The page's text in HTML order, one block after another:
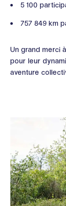
5 100
757 849 km
Un grand merci
pour leur
aventure